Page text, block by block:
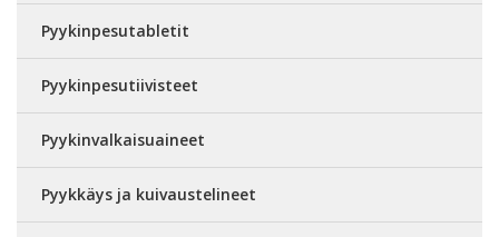
Pyykinpesutabletit
Pyykinpesutiivisteet
Pyykinvalkaisuaineet
Pyykkäys ja kuivaustelineet